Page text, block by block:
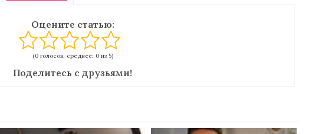
Оцените статью:
(0 голосов, среднее: 0 из 5)
Поделитесь с друзьями!